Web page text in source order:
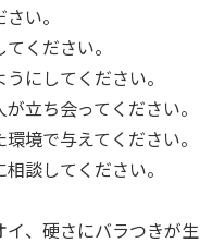
い。
ください。
にしてください。
立ち会ってください。
境で与えてください。
談してください。
、硬さにバラつきが生